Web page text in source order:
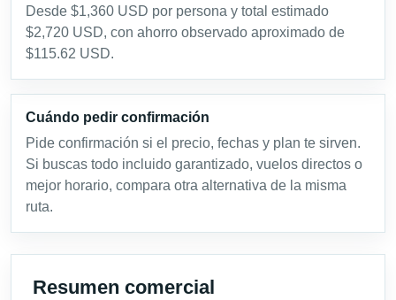
Desde $1,360 USD por persona y total estimado
$2,720 USD, con ahorro observado aproximado de
$115.62 USD.
Cuándo pedir confirmación
Pide confirmación si el precio, fechas y plan te sirven.
Si buscas todo incluido garantizado, vuelos directos o
mejor horario, compara otra alternativa de la misma
ruta.
Resumen comercial